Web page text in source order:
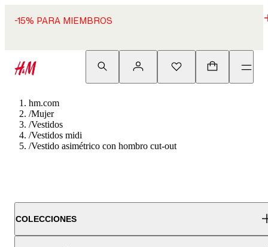
-15% PARA MIEMBROS
hm.com
/Mujer
/Vestidos
/Vestidos midi
/Vestido asimétrico con hombro cut-out
COLECCIONES